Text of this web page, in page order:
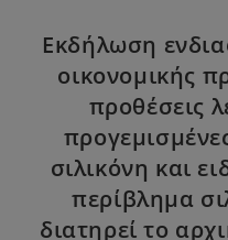
Εκδήλωση
οικονομικής
προθέσεις
σιλικόνη και
περίβλημα
διατηρεί το